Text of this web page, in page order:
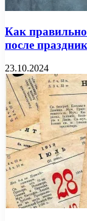
Как
после
23.10.2024